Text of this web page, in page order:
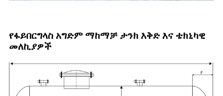
የፋይበርግላስ አግድም ማከማቻ ታንክ እቅድ እና ቴክኒካዊ
መለኪያዎች